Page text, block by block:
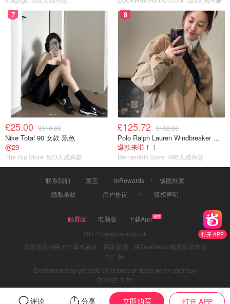
打开 APP
评论 分享 立即购买 打开 APP
7
£25.00 £110.00
Nike Total 90 女款 黑色
@29
The Hip Store 523人感兴趣
8
£125.72 £193.00
Polo Ralph Lauren Windbreaker 夹克 薄款
爆款来啦！！
Bernardelli Store 466人感兴趣
联系我们 黑五 InRewards
饭团外卖
隐私条款
用户协议 版权声明
触屏版 电脑版
下载App
2017©dealmoon.co.uk
页面信息由用户分享或品牌、商家提供，由Dealmoon核实后发布折
扣广告
Dealmoon may get paid by brands or deals when user buy
through links